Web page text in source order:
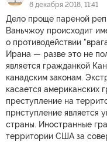
8 декабря 2018, 11:41
Дело проще пареной
Ваньчжоу происходит
о противодействии
Ирана — разве это не
является гражданкой
канадским законам.
касается американских
преступление на
прнступление является
страны. Иностранные
территории США за